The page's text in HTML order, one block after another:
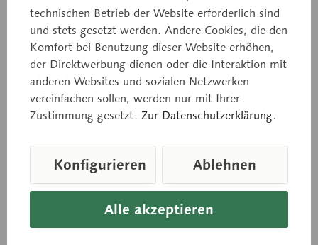
In den Anfragekorb
Merken
In den Anfragekorb
Merken
technischen Betrieb der Website erforderlich sind
und stets gesetzt werden. Andere Cookies, die den
Komfort bei Benutzung dieser Website erhöhen,
der Direktwerbung dienen oder die Interaktion mit
anderen Websites und sozialen Netzwerken
vereinfachen sollen, werden nur mit Ihrer
Zustimmung gesetzt. Zur Datenschutzerklärung.
Alle akzeptieren
Konfigurieren Ablehnen